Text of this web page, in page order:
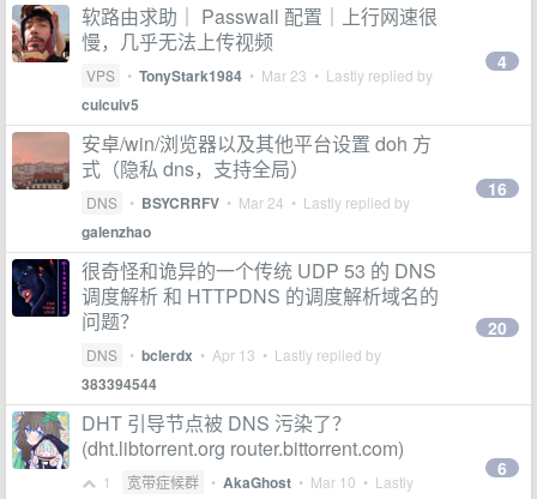
软路由求助｜ Passwall 配置｜上行网速很
慢，几乎无法上传视频
VPS • TonyStark1984 • Mar 23 • Lastly replied by
cuicuiv5
4
安卓/win/浏览器以及其他平台设置 doh 方
式（隐私 dns，支持全局）
DNS • BSYCRRFV • Mar 24 • Lastly replied by
galenzhao
16
很奇怪和诡异的一个传统 UDP 53 的 DNS
调度解析 和 HTTPDNS 的调度解析域名的
问题？
DNS • bclerdx • Apr 13 • Lastly replied by
383394544
20
DHT 引导节点被 DNS 污染了？
(dht.libtorrent.org router.bittorrent.com)
1 宽带症候群 • AkaGhost • Mar 10 • Lastly
6